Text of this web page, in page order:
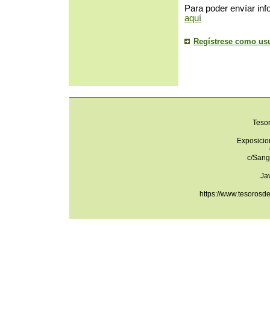
Para poder envíar
aquí
Regístrese como
c/
https://